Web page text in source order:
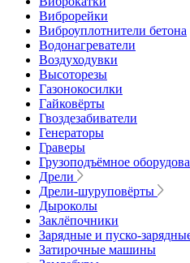
Виброрейки
Виброуплотнители бетона
Водонагреватели
Воздуходувки
Высоторезы
Газонокосилки
Гайковёрты
Гвоздезабиватели
Генераторы
Граверы
Грузоподъёмное
Дрели
Дрели-шуруповёрты
Дыроколы
Заклёпочники
Зарядные и пуско-
Затирочные машины